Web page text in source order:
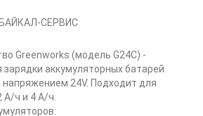
СЕРВИС
Greenworks (модель G24C) -
аккумуляторных батарей
напряжением 24V. Подходит для
А/ч и 4 А/ч.